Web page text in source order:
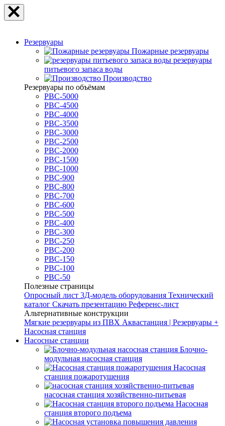
Резервуары
Пожарные резервуары
резервуары
питьевого запаса воды
Производство
Резервуары по объёмам
РВС-5000
РВС-4500
РВС-4000
РВС-3500
РВС-3000
РВС-2500
РВС-2000
РВС-1500
РВС-1000
РВС-900
РВС-800
РВС-700
РВС-600
РВС-500
РВС-400
РВС-300
РВС-250
РВС-200
РВС-150
РВС-100
РВС-50
Полезные страницы
Опросный лист 3Д-модель оборудования Технический
каталог Скачать презентацию Референс-лист
Альтернативные конструкции
Мягкие резервуары из ПВХ Аквастанция | Резервуары +
Насосная станция
Насосные станции
Блочно-
модульная насосная станция
Насосная
станция пожаротушения
насосная станция хозяйственно-питьевая
Насосная
станция второго подъема